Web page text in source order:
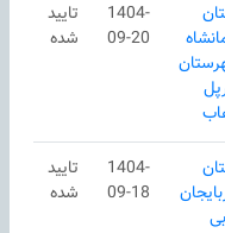
1404-
09-20
تایید
شده
1404-
09-18
تایید
شده